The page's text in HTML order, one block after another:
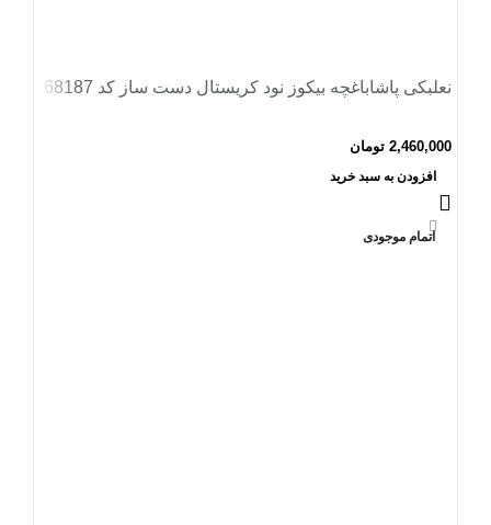
نعلبکی پاشاباغچه بیکوز نود کریستال دست ساز کد 68187
2,460,000 تومان
افزودن به سبد خرید
اتمام موجودی